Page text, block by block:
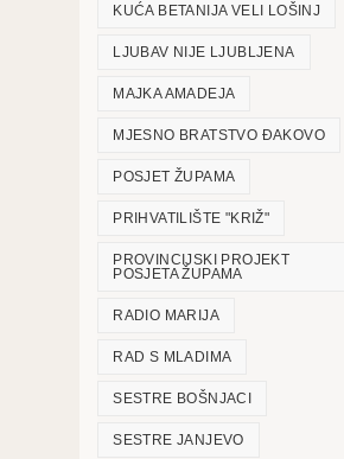
KUĆA BETANIJA VELI LOŠINJ
LJUBAV NIJE LJUBLJENA
MAJKA AMADEJA
MJESNO BRATSTVO ĐAKOVO
POSJET ŽUPAMA
PRIHVATILIŠTE "KRIŽ"
PROVINCIJSKI PROJEKT
POSJETA ŽUPAMA
RADIO MARIJA
RAD S MLADIMA
SESTRE BOŠNJACI
SESTRE JANJEVO